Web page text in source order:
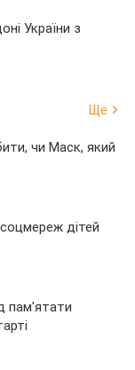
України з
Ще
чи Маск, який
дітей
пам'ятати